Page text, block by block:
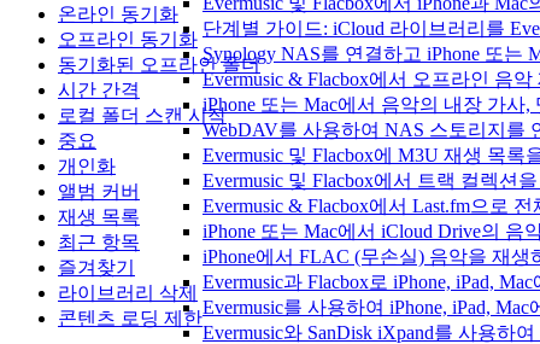
단계별 가이드: iCloud 라이브러리를
Synology NAS를 연결하고 iPhone 또는
Evermusic & Flacbox에서 오프라인 음
iPhone 또는 Mac에서 음악의 내장 가사
WebDAV를 사용하여 NAS 스토리지를
Evermusic 및 Flacbox에 M3U 재생 목록
Evermusic 및 Flacbox에서 트랙 컬렉션
Evermusic & Flacbox에서 Last.fm으로
iPhone 또는 Mac에서 iCloud Drive의 음
iPhone에서 FLAC (무손실) 음악을 재생
Evermusic과 Flacbox로 iPhone, iPad,
Evermusic를 사용하여 iPhone, iPad,
Evermusic와 SanDisk iXpand를 사용하
온라인 동기화
오프라인 동기화
동기화된 오프라인 폴더
시간 간격
로컬 폴더 스캔 시작
중요
개인화
앨범 커버
재생 목록
최근 항목
즐겨찾기
라이브러리 삭제
콘텐츠 로딩 제한